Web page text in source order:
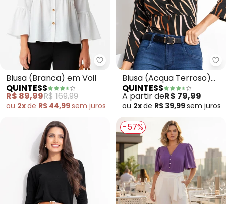
Quintess - Blusa (Branca) em
Blusa (Branca) em Voil
QUINTESS
R$ 89,99R$ 169,99
ou 2xde R$ 44,99sem juros
Blusa (Acqua Terroso)
em Malha de Viscose
QUINTESS
A partir deR$ 79,99
ou 2xde R$ 39,99sem juros
-57%